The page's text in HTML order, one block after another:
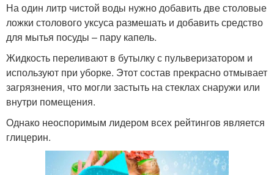
На один литр чистой воды нужно добавить две столовые
ложки столового уксуса размешать и добавить средство
для мытья посуды – пару капель.
Жидкость переливают в бутылку с пульверизатором и
используют при уборке. Этот состав прекрасно отмывает
загрязнения, что могли застыть на стеклах снаружи или
внутри помещения.
Однако неоспоримым лидером всех рейтингов является
глицерин.